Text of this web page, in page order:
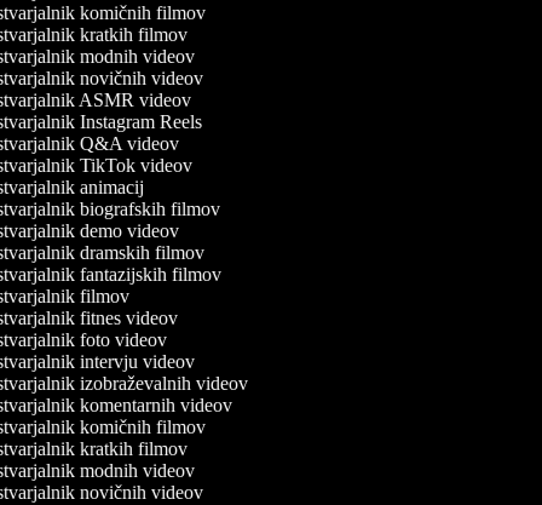
komičnih filmov
kratkih filmov
modnih videov
novičnih videov
ASMR videov
Instagram Reels
Q&A videov
TikTok videov
animacij
biografskih filmov
demo videov
dramskih filmov
fantazijskih filmov
filmov
fitnes videov
foto videov
intervju videov
izobraževalnih videov
komentarnih videov
komičnih filmov
kratkih filmov
modnih videov
novičnih videov